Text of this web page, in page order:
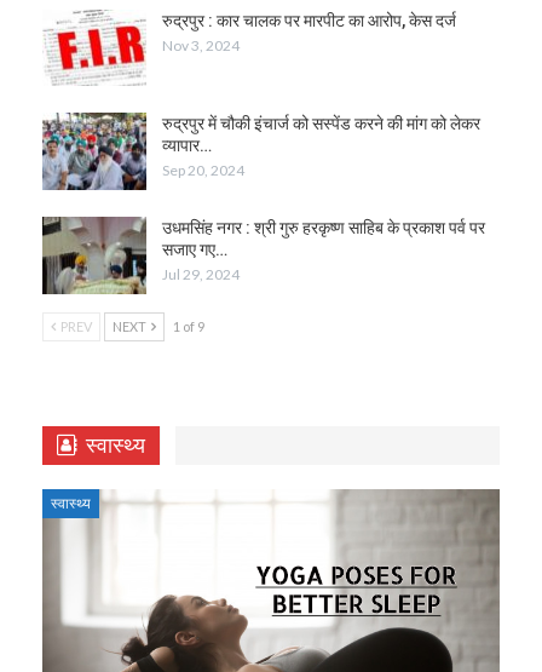
रुद्रपुर : कार चालक पर मारपीट का आरोप, केस दर्ज
Nov 3, 2024
रुद्रपुर में चौकी इंचार्ज को सस्पेंड करने की मांग को लेकर
व्यापार…
Sep 20, 2024
उधमसिंह नगर : श्री गुरु हरकृष्ण साहिब के प्रकाश पर्व पर
सजाए गए…
Jul 29, 2024
PREV NEXT 1 of 9
स्वास्थ्य
स्वास्थ्य